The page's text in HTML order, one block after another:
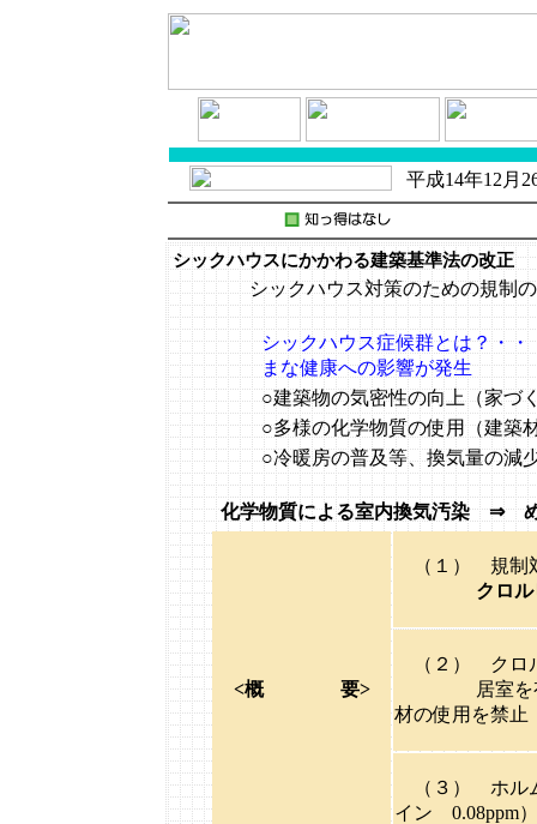
平成14年12
シックハウスにかかわる建築基準法の改正
シックハウス対策のための規制の
シックハウス症候群とは？・
まな健康への影響が発生
○建築物の気密性の向上（家づ
○多様の化学物質の使用（建築
○冷暖房の普及等、換気量の減
化学物質による室内換気汚染 ⇒ め
<概 要>
（１） 規制
クロ
（２） クロ
居室を有す
材の使用を禁止
（３） ホルム
イン 0.08ppm）